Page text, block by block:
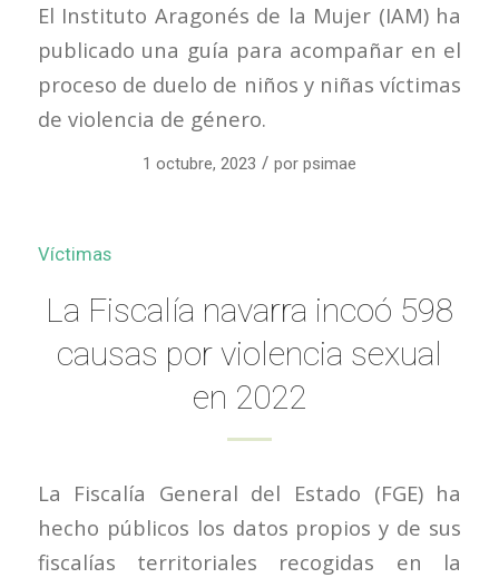
El Instituto Aragonés de la Mujer (IAM) ha
publicado una guía para acompañar en el
proceso de duelo de niños y niñas víctimas
de violencia de género.
1 octubre, 2023 / por psimae
Víctimas
La Fiscalía navarra incoó 598
causas por violencia sexual
en 2022
La Fiscalía General del Estado (FGE) ha
hecho públicos los datos propios y de sus
fiscalías territoriales recogidas en la